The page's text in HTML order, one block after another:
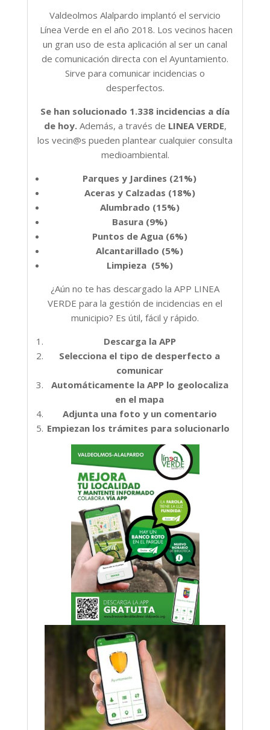
Valdeolmos Alalpardo implantó el servicio
Línea Verde en el año 2018. Los vecinos hacen
un gran uso de esta aplicación al ser un canal
de comunicación directa con el Ayuntamiento.
Sirve para comunicar incidencias o
desperfectos.
Se han solucionado 1.338 incidencias a día
de hoy. Además, a través de LINEA VERDE,
los vecin@s pueden plantear cualquier consulta
medioambiental.
Parques y Jardines (21%)
Aceras y Calzadas (18%)
Alumbrado (15%)
Basura (9%)
Puntos de Agua (6%)
Alcantarillado (5%)
Limpieza (5%)
¿Aún no te has descargado la APP LINEA
VERDE para la gestión de incidencias en el
municipio? Es útil, fácil y rápido.
Descarga la APP
Selecciona el tipo de desperfecto a
comunicar
Automáticamente la APP lo geolocaliza
en el mapa
Adjunta una foto y un comentario
Empiezan los trámites para solucionarlo